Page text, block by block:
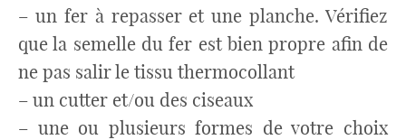
– un fer à repasser et une planche. Vérifiez
que la semelle du fer est bien propre afin de
ne pas salir le tissu thermocollant
– un cutter et/ou des ciseaux
– une ou plusieurs formes de votre choix